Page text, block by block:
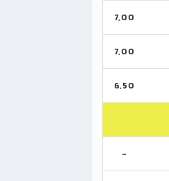
7,00
7,00
6,50
-